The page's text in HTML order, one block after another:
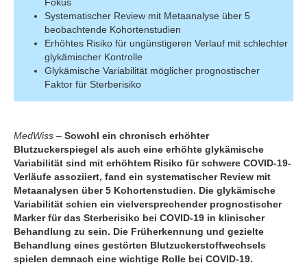
Systematischer Review mit Metaanalyse über 5
beobachtende Kohortenstudien
Erhöhtes Risiko für ungünstigeren Verlauf mit schlechter
glykämischer Kontrolle
Glykämische Variabilität möglicher prognostischer
Faktor für Sterberisiko
MedWiss – Sowohl ein chronisch erhöhter
Blutzuckerspiegel als auch eine erhöhte glykämische
Variabilität sind mit erhöhtem Risiko für schwere COVID-19-
Verläufe assoziiert, fand ein systematischer Review mit
Metaanalysen über 5 Kohortenstudien. Die glykämische
Variabilität schien ein vielversprechender prognostischer
Marker für das Sterberisiko bei COVID-19 in klinischer
Behandlung zu sein. Die Früherkennung und gezielte
Behandlung eines gestörten Blutzuckerstoffwechsels
spielen demnach eine wichtige Rolle bei COVID-19.